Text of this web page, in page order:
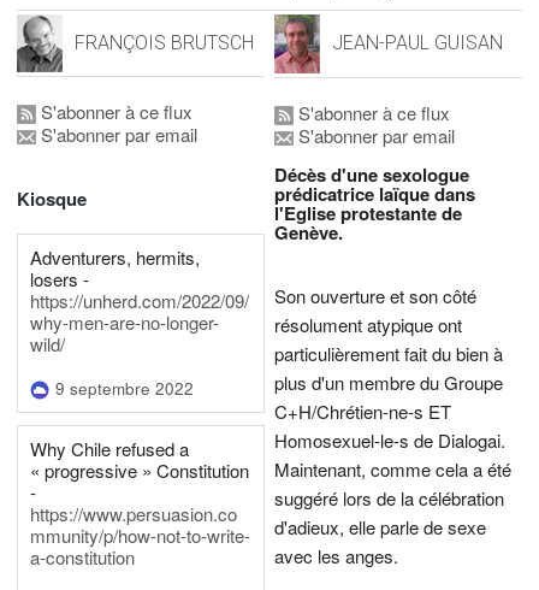
FRANÇOIS BRUTSCH
S'abonner à ce flux
S'abonner par email
Kiosque
Adventurers, hermits,
losers -
https://unherd.com/2022/09/
why-men-are-no-longer-
wild/
9 septembre 2022
Why Chile refused a
« progressive » Constitution
-
https://www.persuasion.co
mmunity/p/how-not-to-write-
a-constitution
JEAN-PAUL GUISAN
S'abonner à ce flux
S'abonner par email
Décès d'une sexologue
prédicatrice laïque dans
l'Eglise protestante de
Genève.
Son ouverture et son côté
résolument atypique ont
particulièrement fait du bien à
plus d'un membre du Groupe
C+H/Chrétien-ne-s ET
Homosexuel-le-s de Dialogai.
Maintenant, comme cela a été
suggéré lors de la célébration
d'adieux, elle parle de sexe
avec les anges.